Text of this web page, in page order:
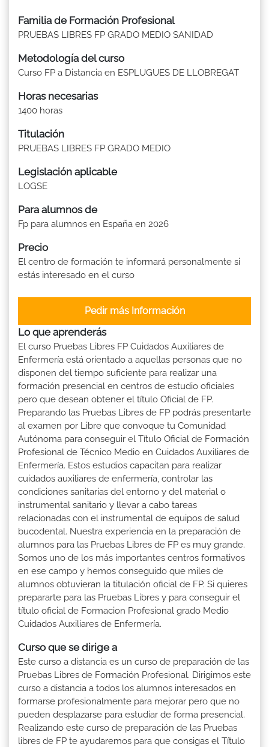
Familia de Formación Profesional
PRUEBAS LIBRES FP GRADO MEDIO SANIDAD
Metodología del curso
Curso FP a Distancia en ESPLUGUES DE LLOBREGAT
Horas necesarias
1400 horas
Titulación
PRUEBAS LIBRES FP GRADO MEDIO
Legislación aplicable
LOGSE
Para alumnos de
Fp para alumnos en España en 2026
Precio
El centro de formación te informará personalmente si
estás interesado en el curso
Pedir más Información
Lo que aprenderás
El curso Pruebas Libres FP Cuidados Auxiliares de
Enfermería está orientado a aquellas personas que no
disponen del tiempo suficiente para realizar una
formación presencial en centros de estudio oficiales
pero que desean obtener el título Oficial de FP.
Preparando las Pruebas Libres de FP podrás presentarte
al examen por Libre que convoque tu Comunidad
Autónoma para conseguir el Título Oficial de Formación
Profesional de Técnico Medio en Cuidados Auxiliares de
Enfermería. Estos estudios capacitan para realizar
cuidados auxiliares de enfermería, controlar las
condiciones sanitarias del entorno y del material o
instrumental sanitario y llevar a cabo tareas
relacionadas con el instrumental de equipos de salud
bucodental. Nuestra experiencia en la preparación de
alumnos para las Pruebas Libres de FP es muy grande.
Somos uno de los más importantes centros formativos
en ese campo y hemos conseguido que miles de
alumnos obtuvieran la titulación oficial de FP. Si quieres
prepararte para las Pruebas Libres y para conseguir el
título oficial de Formacion Profesional grado Medio
Cuidados Auxiliares de Enfermería.
Curso que se dirige a
Este curso a distancia es un curso de preparación de las
Pruebas Libres de Formación Profesional. Dirigimos este
curso a distancia a todos los alumnos interesados en
formarse profesionalmente para mejorar pero que no
pueden desplazarse para estudiar de forma presencial.
Realizando este curso de preparación de las Pruebas
libres de FP te ayudaremos para que consigas el Título